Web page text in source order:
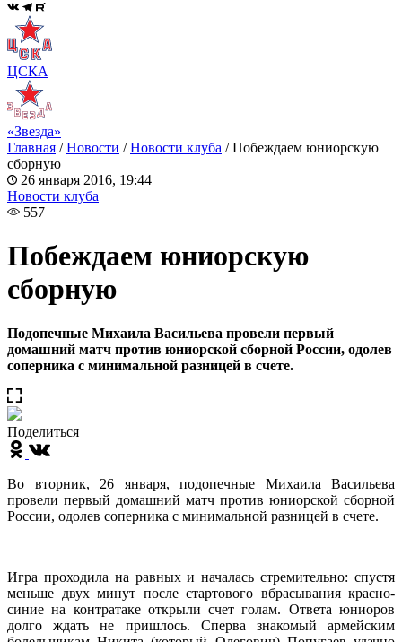
ЦСКА
«Звезда»
Главная /Новости /Новости клуба /Побеждаем юниорскую
сборную
26 января 2016, 19:44
Новости клуба
557
Побеждаем юниорскую
сборную
Подопечные Михаила Васильева провели первый
домашний матч против юниорской сборной России, одолев
соперника с минимальной разницей в счете.
Поделиться
Во вторник, 26 января, подопечные Михаила Васильева
провели первый домашний матч против юниорской сборной
России, одолев соперника с минимальной разницей в счете.
Игра проходила на равных и началась стремительно: спустя
меньше двух минут после стартового вбрасывания красно-
синие на контратаке открыли счет голам. Ответа юниоров
долго ждать не пришлось. Сперва знакомый армейским